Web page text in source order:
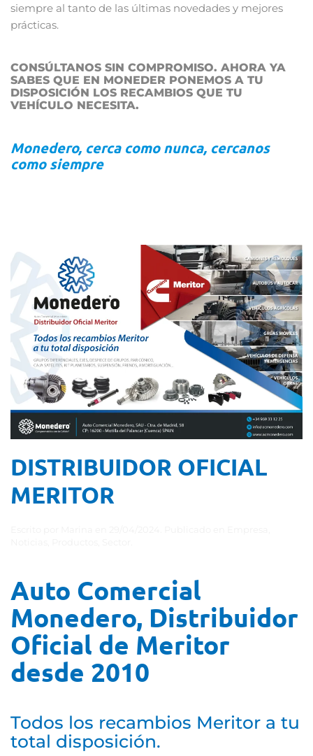
siempre al tanto de las últimas novedades y mejores
prácticas.
CONSÚLTANOS SIN COMPROMISO. AHORA YA
SABES QUE EN MONEDER PONEMOS A TU
DISPOSICIÓN LOS RECAMBIOS QUE TU
VEHÍCULO NECESITA.
Monedero, cerca como nunca, cercanos
como siempre
DISTRIBUIDOR OFICIAL
MERITOR
Auto Comercial
Monedero, Distribuidor
Oficial de Meritor
desde 2010
Todos los recambios Meritor a tu
total disposición.